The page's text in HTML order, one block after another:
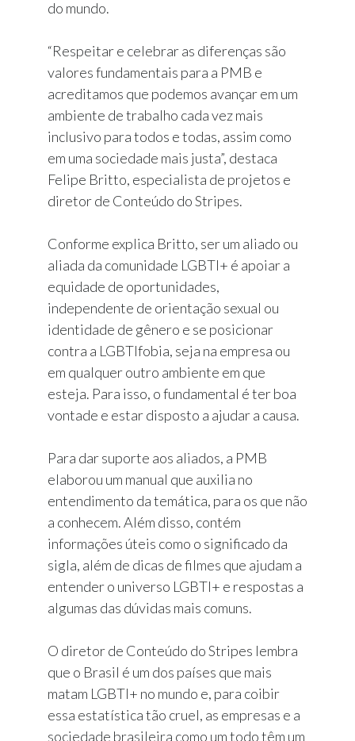
do mundo.
“Respeitar e celebrar as diferenças são
valores fundamentais para a PMB e
acreditamos que podemos avançar em um
ambiente de trabalho cada vez mais
inclusivo para todos e todas, assim como
em uma sociedade mais justa”, destaca
Felipe Britto, especialista de projetos e
diretor de Conteúdo do Stripes.
Conforme explica Britto, ser um aliado ou
aliada da comunidade LGBTI+ é apoiar a
equidade de oportunidades,
independente de orientação sexual ou
identidade de gênero e se posicionar
contra a LGBTIfobia, seja na empresa ou
em qualquer outro ambiente em que
esteja. Para isso, o fundamental é ter boa
vontade e estar disposto a ajudar a causa.
Para dar suporte aos aliados, a PMB
elaborou um manual que auxilia no
entendimento da temática, para os que não
a conhecem. Além disso, contém
informações úteis como o significado da
sigla, além de dicas de filmes que ajudam a
entender o universo LGBTI+ e respostas a
algumas das dúvidas mais comuns.
O diretor de Conteúdo do Stripes lembra
que o Brasil é um dos países que mais
matam LGBTI+ no mundo e, para coibir
essa estatística tão cruel, as empresas e a
sociedade brasileira como um todo têm um